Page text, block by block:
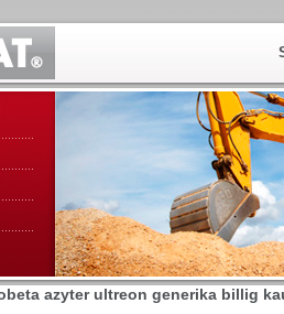
azyter ultreon generika billig